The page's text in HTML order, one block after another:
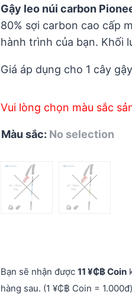
Gậy leo núi carbon
80% sợi carbon cao cấp
hành trình của bạn. Khối
Giá áp dụng cho 1 cây
Vui lòng chọn màu sắc
Màu sắc: No selection
Bạn sẽ nhận được 11 ¥₵฿ Coin
hàng sau. (1 ¥₵฿ Coin = 1.000đ)